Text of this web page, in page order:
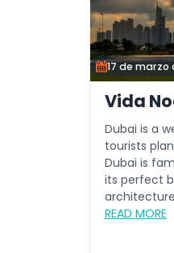
17 de marzo
Vida
Dubai is a
tourists
Dubai is
its perfect
READ MORE